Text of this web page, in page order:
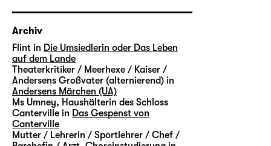
Archiv
Flint in Die Umsiedlerin oder Das Leben
auf dem Lande
Theaterkritiker / Meerhexe / Kaiser /
Andersens Großvater (alternierend) in
Andersens Märchen (UA)
Ms Umney, Haushälterin des Schloss
Canterville in Das Gespenst von
Canterville
Mutter / Lehrerin / Sportlehrer / Chef /